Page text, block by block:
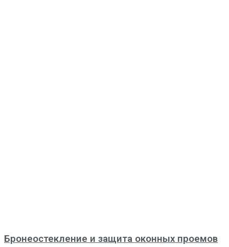
Бронеостекление и защита оконных проемов